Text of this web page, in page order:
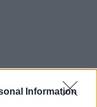
Information